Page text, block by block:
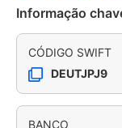
Informação
CÓDIGO SWIFT
DEUTJPJ9
BANCO